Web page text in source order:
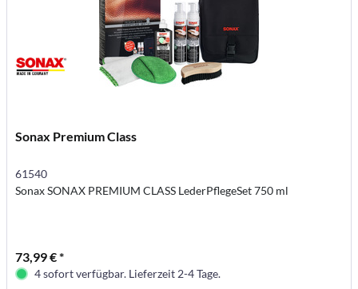
Sonax Premium Class
61540
Sonax SONAX PREMIUM CLASS LederPflegeSet 750 ml
73,99 € *
4 sofort verfügbar. Lieferzeit 2-4 Tage.